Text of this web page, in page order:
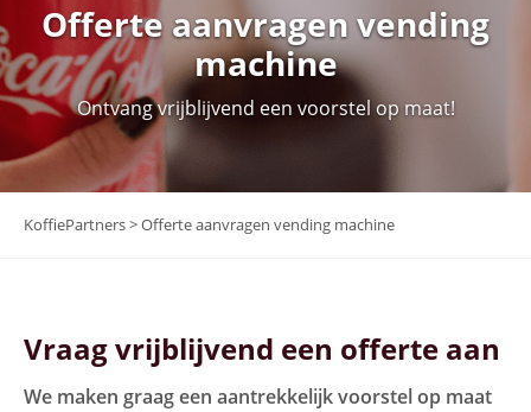
Offerte aanvragen vending
machine
Ontvang vrijblijvend een voorstel op maat!
KoffiePartners>Offerte aanvragen vending machine
Vraag vrijblijvend een offerte aan
We maken graag een aantrekkelijk voorstel op maat